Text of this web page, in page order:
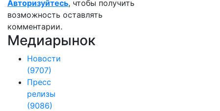
Авторизуйтесь, чтобы получить
возможность оставлять
комментарии.
Медиарынок
Новости
(9707)
Пресс
релизы
(9086)